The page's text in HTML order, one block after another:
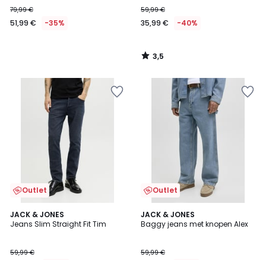
79,99 €
51,99 € -35%
59,99 €
35,99 € -40%
3,5
/
Outlet
JACK & JONES
Jeans Slim Straight Fit Tim
59,99 €
3
/
Outlet
JACK & JONES
Baggy jeans met knopen Alex
59,99 €